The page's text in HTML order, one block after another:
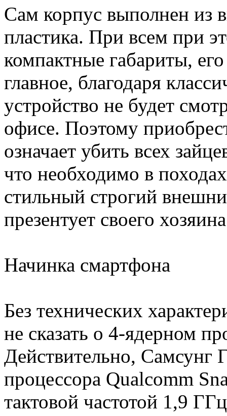
Сам корпус выполнен из
пластика. При всем при
компактные габариты,
главное, благодаря
устройство не будет
офисе. Поэтому
означает убить всех
что необходимо в
стильный строгий
презентует своего
Начинка смартфона
Без технических
не сказать о 4-ядерном
Действительно, Самсунг
процессора Qualcomm
тактовой частотой 1,9